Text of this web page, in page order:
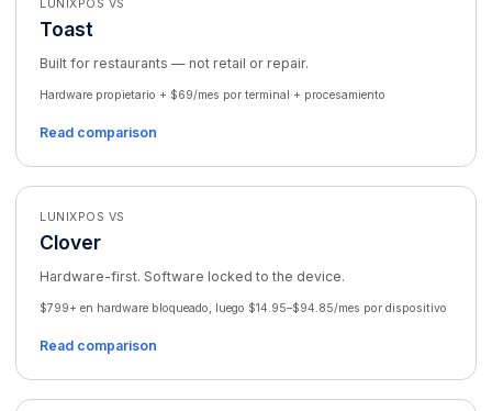
LUNIXPOS VS
Toast
Built for restaurants — not retail or repair.
Hardware propietario + $69/mes por terminal + procesamiento
Read comparison
LUNIXPOS VS
Clover
Hardware-first. Software locked to the device.
$799+ en hardware bloqueado, luego $14.95–$94.85/mes por dispositivo
Read comparison